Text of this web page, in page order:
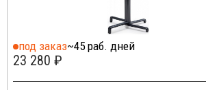
под заказ~45 раб. дней
23 280 ₽